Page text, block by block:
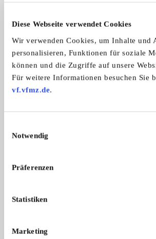
Diese Webseite verwendet Cookies
Wir verwenden Cookies, um Inhalte und
personalisieren, Funktionen für soziale
können und die Zugriffe auf unsere
Für weitere Informationen besuchen Sie
vf.vfmz.de.
Notwendig
Präferenzen
Statistiken
Marketing
Tempo E200 Dreirad Hochpritsche